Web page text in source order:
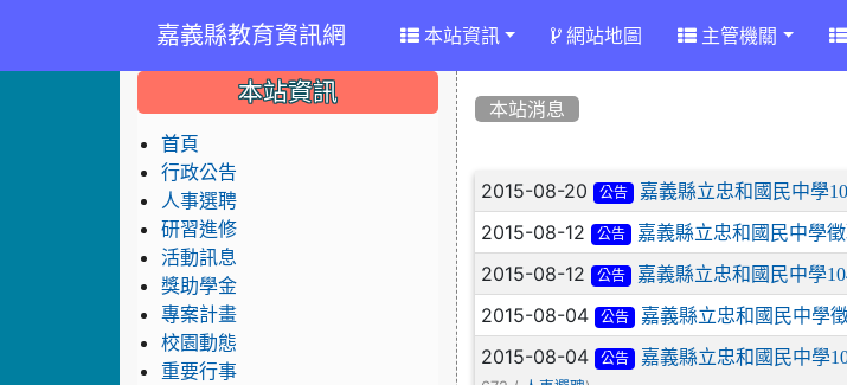
嘉義縣教育資訊網 本站資訊 網站地圖 主管機關
本站消息
文章列表
2015-08-20 公告 嘉義縣立忠和國民中學
2015-08-12 公告 嘉義縣立忠和國民中學
2015-08-12 公告 嘉義縣立忠和國民中學
2015-08-04 公告 嘉義縣立忠和國民中學
2015-08-04 公告 嘉義縣立忠和國民中學
::: 本站資訊
首頁
行政公告
人事選聘
研習進修
活動訊息
獎助學金
專案計畫
校園動態
重要行事